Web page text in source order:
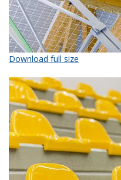
Download full size